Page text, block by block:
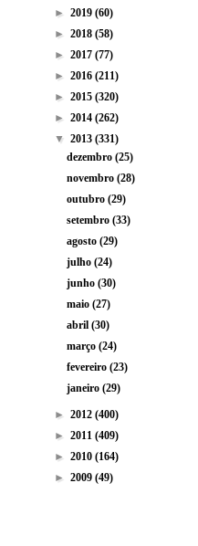
► 2019 (60)
► 2018 (58)
► 2017 (77)
► 2016 (211)
► 2015 (320)
► 2014 (262)
▼ 2013 (331)
dezembro(25)
novembro(28)
outubro(29)
setembro(33)
agosto(29)
julho(24)
junho(30)
maio(27)
abril(30)
março(24)
fevereiro(23)
janeiro(29)
► 2012 (400)
► 2011 (409)
► 2010 (164)
► 2009 (49)